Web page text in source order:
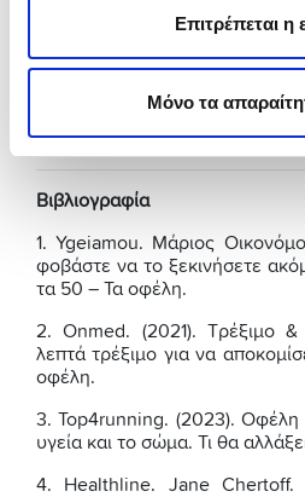
Επιτρέπεται η
Μόνο τα
την χρειάζεσαι;
που ταιριάζει
μέσω της υπηρεσίας μας,Βρες
ξέγνοιασε!
Βιβλιογραφία
1. Ygeiamou. Μάριος
φοβάστε να το ξεκινήσετε
τα 50 – Τα οφέλη.
2. Onmed. (2021). Τρέξιμο
λεπτά τρέξιμο για να
οφέλη.
3. Top4running. (2023). Οφέλη
υγεία και το σώμα. Τι θα
4. Healthline. Jane